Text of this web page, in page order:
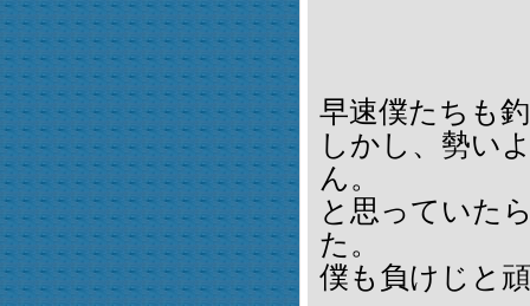
早速僕たちも
しかし、勢い
ん。
と思っていた
た。
僕も負けじと